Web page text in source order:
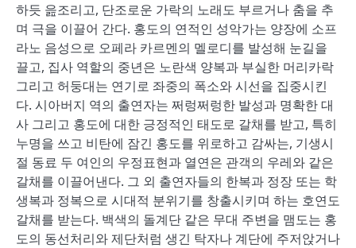
하듯 읊조리고, 단조로운 가락의 노래도 부르거나 춤을 추
며 극을 이끌어 간다. 홍도의 연적인 성악가는 양장에 소프
라노 음성으로 오페라 카르멘의 멜로디를 발성해 눈길을
끌고, 집사 역할의 중년은 노란색 양복과 부실한 머리카락
그리고 허둥대는 연기로 좌중의 폭소와 시선을 집중시킨
다. 시아버지 역의 출연자는 쩌렁쩌렁한 발성과 명확한 대
사 그리고 홍도에 대한 긍정적인 태도로 갈채를 받고, 특히
누명을 쓰고 비탄에 잠긴 홍도를 위로하고 감싸는, 기생시
절 동료 두 여인의 우정표현과 열연은 관객의 우레와 같은
갈채를 이끌어낸다. 그 외 출연자들의 한복과 정장 또는 학
생복과 정복으로 시대적 분위기를 창출시키며 하는 호연도
갈채를 받는다. 백색의 돌계단 같은 무대 주변을 맴도는 홍
도의 동선처리와 제단처럼 생긴 탁자나 계단에 주저앉거나